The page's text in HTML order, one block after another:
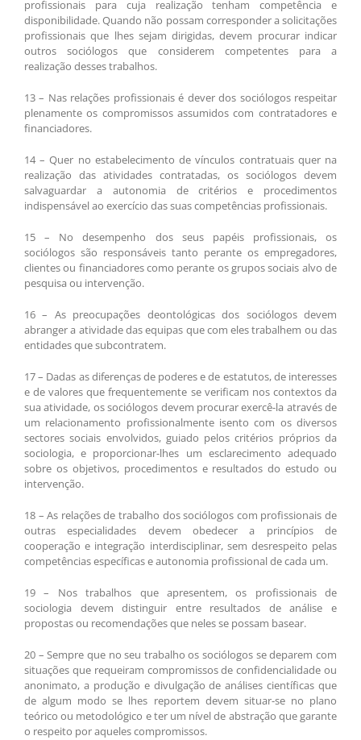
profissionais para cuja realização tenham competência e
disponibilidade. Quando não possam corresponder a solicitações
profissionais que lhes sejam dirigidas, devem procurar indicar
outros sociólogos que considerem competentes para a
realização desses trabalhos.
13 – Nas relações profissionais é dever dos sociólogos respeitar
plenamente os compromissos assumidos com contratadores e
financiadores.
14 – Quer no estabelecimento de vínculos contratuais quer na
realização das atividades contratadas, os sociólogos devem
salvaguardar a autonomia de critérios e procedimentos
indispensável ao exercício das suas competências profissionais.
15 – No desempenho dos seus papéis profissionais, os
sociólogos são responsáveis tanto perante os empregadores,
clientes ou financiadores como perante os grupos sociais alvo de
pesquisa ou intervenção.
16 – As preocupações deontológicas dos sociólogos devem
abranger a atividade das equipas que com eles trabalhem ou das
entidades que subcontratem.
17 – Dadas as diferenças de poderes e de estatutos, de interesses
e de valores que frequentemente se verificam nos contextos da
sua atividade, os sociólogos devem procurar exercê-la através de
um relacionamento profissionalmente isento com os diversos
sectores sociais envolvidos, guiado pelos critérios próprios da
sociologia, e proporcionar-lhes um esclarecimento adequado
sobre os objetivos, procedimentos e resultados do estudo ou
intervenção.
18 – As relações de trabalho dos sociólogos com profissionais de
outras especialidades devem obedecer a princípios de
cooperação e integração interdisciplinar, sem desrespeito pelas
competências específicas e autonomia profissional de cada um.
19 – Nos trabalhos que apresentem, os profissionais de
sociologia devem distinguir entre resultados de análise e
propostas ou recomendações que neles se possam basear.
20 – Sempre que no seu trabalho os sociólogos se deparem com
situações que requeiram compromissos de confidencialidade ou
anonimato, a produção e divulgação de análises científicas que
de algum modo se lhes reportem devem situar-se no plano
teórico ou metodológico e ter um nível de abstração que garante
o respeito por aqueles compromissos.